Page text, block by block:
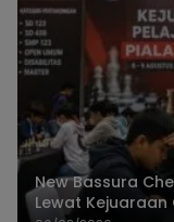
New Bassura
Lewat